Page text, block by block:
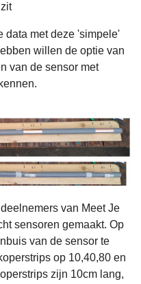
data met deze 'simpele'
willen de optie van
van de sensor met
van Meet Je
sensoren gemaakt. Op
van de sensor te
op 10,40,80 en
zijn 10cm lang,